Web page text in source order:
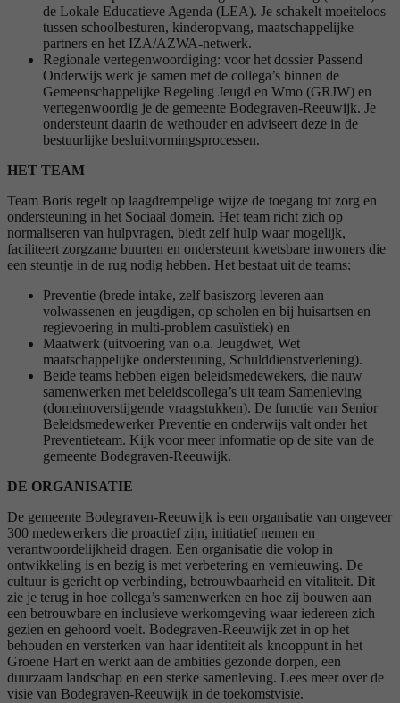
de Lokale Educatieve Agenda (LEA). Je schakelt moeiteloos
tussen schoolbesturen, kinderopvang, maatschappelijke
partners en het IZA/AZWA-netwerk.
Regionale vertegenwoordiging: voor het dossier Passend
Onderwijs werk je samen met de collega’s binnen de
Gemeenschappelijke Regeling Jeugd en Wmo (GRJW) en
vertegenwoordig je de gemeente Bodegraven-Reeuwijk. Je
ondersteunt daarin de wethouder en adviseert deze in de
bestuurlijke besluitvormingsprocessen.
HET TEAM
Team Boris regelt op laagdrempelige wijze de toegang tot zorg en
ondersteuning in het Sociaal domein. Het team richt zich op
normaliseren van hulpvragen, biedt zelf hulp waar mogelijk,
faciliteert zorgzame buurten en ondersteunt kwetsbare inwoners die
een steuntje in de rug nodig hebben. Het bestaat uit de teams:
Preventie (brede intake, zelf basiszorg leveren aan
volwassenen en jeugdigen, op scholen en bij huisartsen en
regievoering in multi-problem casuïstiek) en
Maatwerk (uitvoering van o.a. Jeugdwet, Wet
maatschappelijke ondersteuning, Schulddienstverlening).
Beide teams hebben eigen beleidsmedewekers, die nauw
samenwerken met beleidscollega’s uit team Samenleving
(domeinoverstijgende vraagstukken). De functie van Senior
Beleidsmedewerker Preventie en onderwijs valt onder het
Preventieteam. Kijk voor meer informatie op de site van de
gemeente Bodegraven-Reeuwijk.
DE ORGANISATIE
De gemeente Bodegraven-Reeuwijk is een organisatie van ongeveer
300 medewerkers die proactief zijn, initiatief nemen en
verantwoordelijkheid dragen. Een organisatie die volop in
ontwikkeling is en bezig is met verbetering en vernieuwing. De
cultuur is gericht op verbinding, betrouwbaarheid en vitaliteit. Dit
zie je terug in hoe collega’s samenwerken en hoe zij bouwen aan
een betrouwbare en inclusieve werkomgeving waar iedereen zich
gezien en gehoord voelt. Bodegraven-Reeuwijk zet in op het
behouden en versterken van haar identiteit als knooppunt in het
Groene Hart en werkt aan de ambities gezonde dorpen, een
duurzaam landschap en een sterke samenleving. Lees meer over de
visie van Bodegraven-Reeuwijk in de toekomstvisie.